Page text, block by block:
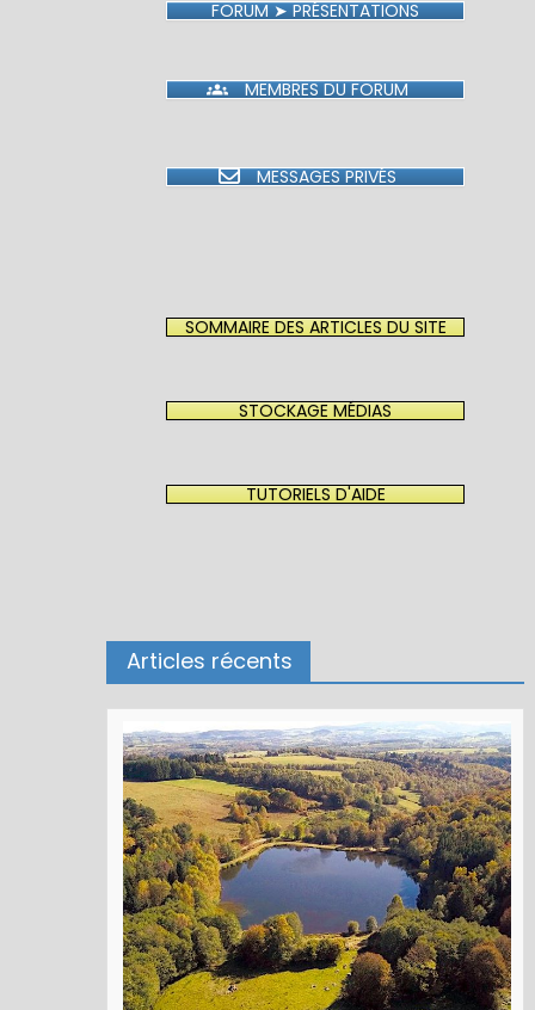
FORUM ➤ PRÉSENTATIONS
MEMBRES DU FORUM
MESSAGES PRIVÉS
SOMMAIRE DES ARTICLES DU SITE
STOCKAGE MÉDIAS
TUTORIELS D'AIDE
Articles récents